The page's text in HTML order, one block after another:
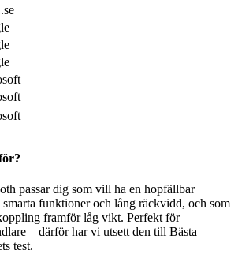
passar dig som vill ha en hopfällbar
funktioner och lång räckvidd, och som
framför låg vikt. Perfekt för
– därför har vi utsett den till Bästa
test.